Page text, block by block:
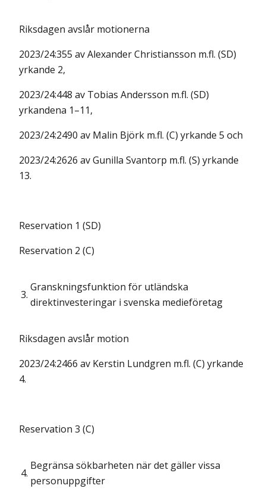
Riksdagen avslår motionerna
2023/24:355 av Alexander Christiansson m.fl. (SD)
yrkande 2,
2023/24:448 av Tobias Andersson m.fl. (SD)
yrkandena 1–11,
2023/24:2490 av Malin Björk m.fl. (C) yrkande 5 och
2023/24:2626 av Gunilla Svantorp m.fl. (S) yrkande
13.
Reservation 1 (SD)
Reservation 2 (C)
3.
Granskningsfunktion för utländska
direktinvesteringar i svenska medieföretag
Riksdagen avslår motion
2023/24:2466 av Kerstin Lundgren m.fl. (C) yrkande
4.
Reservation 3 (C)
4.
Begränsa sökbarheten när det gäller vissa
personuppgifter